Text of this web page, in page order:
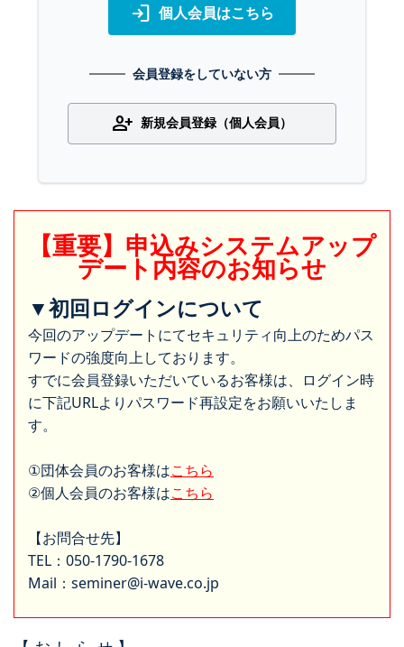
login 個人会員はこちら
会員登録をしていない方
person_add 新規会員登録（個人会員）
【重要】申込みシステムアップ
デート内容のお知らせ
▼初回ログインについて
今回のアップデートにてセキュリティ向上のためパス
ワードの強度向上しております。
すでに会員登録いただいているお客様は、ログイン時
に下記URLよりパスワード再設定をお願いいたしま
す。
①団体会員のお客様はこちら
②個人会員のお客様はこちら
【お問合せ先】
TEL：050-1790-1678
Mail：seminer@i-wave.co.jp